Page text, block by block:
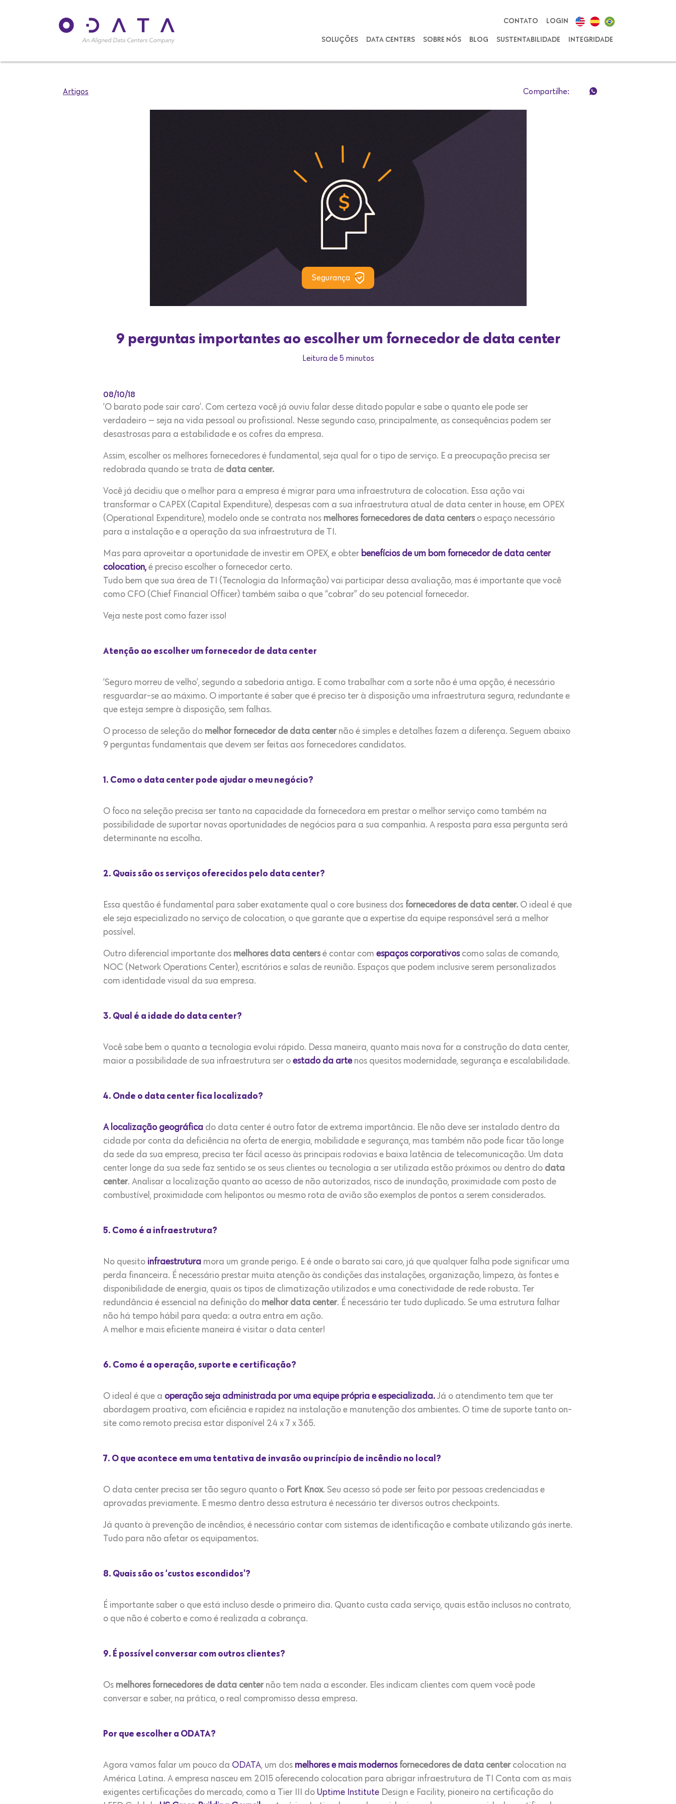
CONTATO LOGIN
SOLUÇÕES DATA CENTERS SOBRE NÓS BLOG SUSTENTABILIDADE INTEGRIDADE
Artigos Compartilhe:
Segurança
9 perguntas importantes ao escolher um fornecedor de data center
Leitura de 5 minutos
08/10/18
‘O barato pode sair caro’. Com certeza você já ouviu falar desse ditado popular e sabe o quanto ele pode ser
verdadeiro — seja na vida pessoal ou profissional. Nesse segundo caso, principalmente, as consequências podem ser
desastrosas para a estabilidade e os cofres da empresa.
Assim, escolher os melhores fornecedores é fundamental, seja qual for o tipo de serviço. E a preocupação precisa ser
redobrada quando se trata de data center.
Você já decidiu que o melhor para a empresa é migrar para uma infraestrutura de colocation. Essa ação vai
transformar o CAPEX (Capital Expenditure), despesas com a sua infraestrutura atual de data center in house, em OPEX
(Operational Expenditure), modelo onde se contrata nos melhores fornecedores de data centerso espaço necessário
para a instalação e a operação da sua infraestrutura de TI.
Mas para aproveitar a oportunidade de investir em OPEX, e obter benefícios de um bom fornecedor de data center
colocation,é preciso escolher o fornecedor certo.
Tudo bem que sua área de TI (Tecnologia da Informação) vai participar dessa avaliação, mas é importante que você
como CFO (Chief Financial Officer) também saiba o que “cobrar” do seu potencial fornecedor.
Veja neste post como fazer isso!
Atenção ao escolher um fornecedor de data center
‘Seguro morreu de velho’, segundo a sabedoria antiga. E como trabalhar com a sorte não é uma opção, é necessário
resguardar-se ao máximo. O importante é saber que é preciso ter à disposição uma infraestrutura segura, redundante e
que esteja sempre à disposição, sem falhas.
O processo de seleção do melhor fornecedor de data centernão é simples e detalhes fazem a diferença. Seguem abaixo
9 perguntas fundamentais que devem ser feitas aos fornecedores candidatos.
1. Como o data center pode ajudar o meu negócio?
O foco na seleção precisa ser tanto na capacidade da fornecedora em prestar o melhor serviço como também na
possibilidade de suportar novas oportunidades de negócios para a sua companhia. A resposta para essa pergunta será
determinante na escolha.
2. Quais são os serviços oferecidos pelo data center?
Essa questão é fundamental para saber exatamente qual o core business dos fornecedores de data center. O ideal é que
ele seja especializado no serviço de colocation, o que garante que a expertise da equipe responsável será a melhor
possível.
Outro diferencial importante dos melhores data centersé contar com espaços corporativos como salas de comando,
NOC (Network Operations Center), escritórios e salas de reunião. Espaços que podem inclusive serem personalizados
com identidade visual da sua empresa.
3. Qual é a idade do data center?
Você sabe bem o quanto a tecnologia evolui rápido. Dessa maneira, quanto mais nova for a construção do data center,
maior a possibilidade de sua infraestrutura ser o estado da artenos quesitos modernidade, segurança e escalabilidade.
4. Onde o data center fica localizado?
A localização geográfica do data center é outro fator de extrema importância. Ele não deve ser instalado dentro da
cidade por conta da deficiência na oferta de energia, mobilidade e segurança, mas também não pode ficar tão longe
da sede da sua empresa, precisa ter fácil acesso às principais rodovias e baixa latência de telecomunicação. Um data
center longe da sua sede faz sentido se os seus clientes ou tecnologia a ser utilizada estão próximos ou dentro do data
center. Analisar a localização quanto ao acesso de não autorizados, risco de inundação, proximidade com posto de
combustível, proximidade com helipontos ou mesmo rota de avião são exemplos de pontos a serem considerados.
5. Como é a infraestrutura?
No quesito infraestrutura mora um grande perigo. E é onde o barato sai caro, já que qualquer falha pode significar uma
perda financeira. É necessário prestar muita atenção às condições das instalações, organização, limpeza, às fontes e
disponibilidade de energia, quais os tipos de climatização utilizados e uma conectividade de rede robusta. Ter
redundância é essencial na definição do melhor data center. É necessário ter tudo duplicado. Se uma estrutura falhar
não há tempo hábil para queda: a outra entra em ação.
A melhor e mais eficiente maneira é visitar o data center!
6. Como é a operação, suporte e certificação?
O ideal é que a operação seja administrada por uma equipe própria e especializada. Já o atendimento tem que ter
abordagem proativa, com eficiência e rapidez na instalação e manutenção dos ambientes. O time de suporte tanto on-
site como remoto precisa estar disponível 24 x 7 x 365.
7. O que acontece em uma tentativa de invasão ou princípio de incêndio no local?
O data center precisa ser tão seguro quanto o Fort Knox. Seu acesso só pode ser feito por pessoas credenciadas e
aprovadas previamente. E mesmo dentro dessa estrutura é necessário ter diversos outros checkpoints.
Já quanto à prevenção de incêndios, é necessário contar com sistemas de identificação e combate utilizando gás inerte.
Tudo para não afetar os equipamentos.
8. Quais são os ‘custos escondidos’?
É importante saber o que está incluso desde o primeiro dia. Quanto custa cada serviço, quais estão inclusos no contrato,
o que não é coberto e como é realizada a cobrança.
9. É possível conversar com outros clientes?
Os melhores fornecedores de data centernão tem nada a esconder. Eles indicam clientes com quem você pode
conversar e saber, na prática, o real compromisso dessa empresa.
Por que escolher a ODATA?
Agora vamos falar um pouco da ODATA, um dos melhores e mais modernos fornecedores de data centercolocation na
América Latina. A empresa nasceu em 2015 oferecendo colocation para abrigar infraestrutura de TI Conta com as mais
exigentes certificações do mercado, como a Tier III do Uptime Institute Design e Facility, pioneiro na certificação do